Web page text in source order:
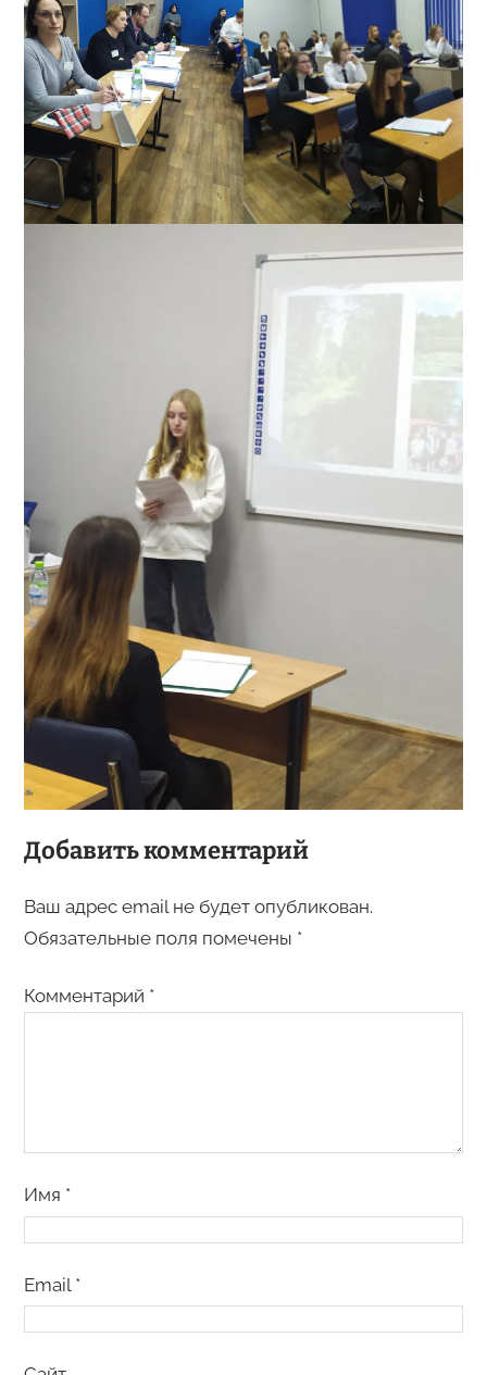
Добавить комментарий
Ваш адрес email не будет опубликован.
Обязательные поля помечены *
Комментарий *
Имя *
Email *